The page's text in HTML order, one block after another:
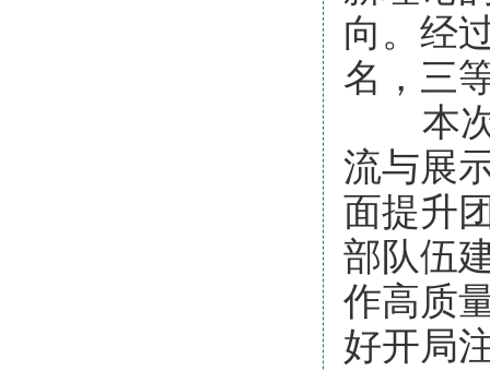
向。经
名，三
本次
流与展
面提升
部队伍
作高质
好开局